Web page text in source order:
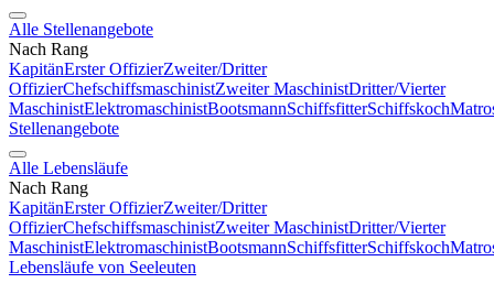
Alle Stellenangebote
Nach Rang
KapitänErster OffizierZweiter/Dritter
OffizierChefschiffsmaschinistZweiter MaschinistDritter/Vierter
MaschinistElektromaschinistBootsmannSchiffsfitterSchiffskoch
Stellenangebote
Alle Lebensläufe
Nach Rang
KapitänErster OffizierZweiter/Dritter
OffizierChefschiffsmaschinistZweiter MaschinistDritter/Vierter
MaschinistElektromaschinistBootsmannSchiffsfitterSchiffskoch
Lebensläufe von Seeleuten